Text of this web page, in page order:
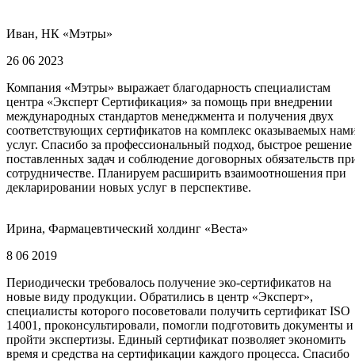
Иван, НК «Мэтры»
26 06 2023
Компания «Мэтры» выражает благодарность специалистам
центра «Эксперт Сертификация» за помощь при внедрении
международных стандартов менеджмента и получения двух
соответствующих сертификатов на комплекс оказываемых
услуг. Спасибо за профессиональный подход, быстрое решение
поставленных задач и соблюдение договорных обязательств
сотрудничестве. Планируем расширить взаимоотношения при
декларировании новых услуг в перспективе.
Ирина, Фармацевтический холдинг «Веста»
8 06 2019
Периодически требовалось получение эко-сертификатов на
новые виду продукции. Обратились в центр «Эксперт»,
специалисты которого посоветовали получить сертификат ISO
14001, проконсультировали, помогли подготовить документы и
пройти экспертизы. Единый сертификат позволяет экономить
время и средства на сертификации каждого процесса. Спасибо